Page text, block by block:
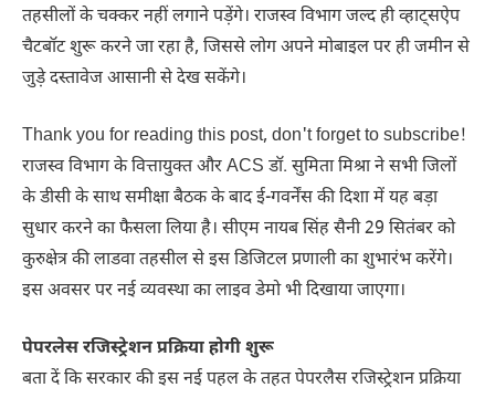
तहसीलों के चक्कर नहीं लगाने पड़ेंगे। राजस्व विभाग जल्द ही व्हाट्सऐप
चैटबॉट शुरू करने जा रहा है, जिससे लोग अपने मोबाइल पर ही जमीन से
जुड़े दस्तावेज आसानी से देख सकेंगे।
Thank you for reading this post, don't forget to subscribe!
राजस्व विभाग के वित्तायुक्त और ACS डॉ. सुमिता मिश्रा ने सभी जिलों
के डीसी के साथ समीक्षा बैठक के बाद ई-गवर्नेंस की दिशा में यह बड़ा
सुधार करने का फैसला लिया है। सीएम नायब सिंह सैनी 29 सितंबर को
कुरुक्षेत्र की लाडवा तहसील से इस डिजिटल प्रणाली का शुभारंभ करेंगे।
इस अवसर पर नई व्यवस्था का लाइव डेमो भी दिखाया जाएगा।
पेपरलेस रजिस्ट्रेशन प्रक्रिया होगी शुरू
बता दें कि सरकार की इस नई पहल के तहत पेपरलैस रजिस्ट्रेशन प्रक्रिया